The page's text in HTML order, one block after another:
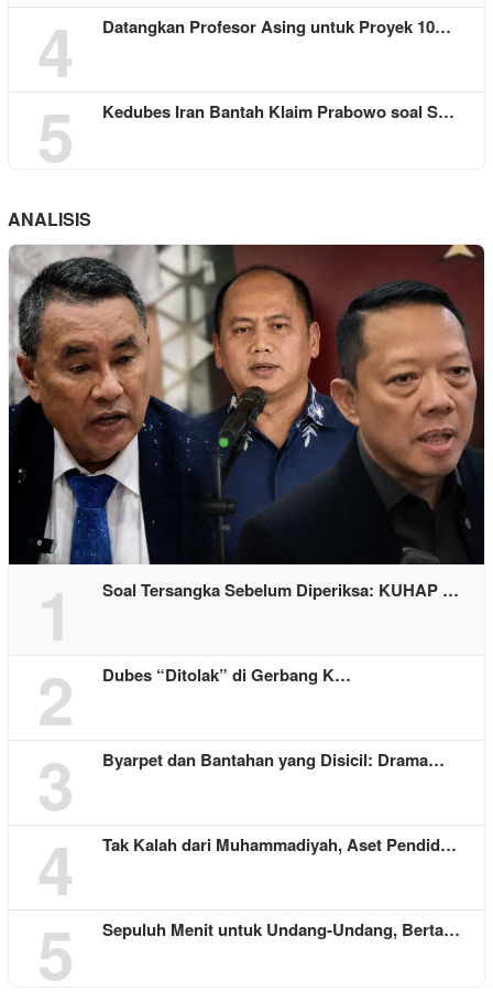
4
Datangkan Profesor Asing untuk Proyek 10…
5 Kedubes Iran Bantah Klaim Prabowo soal S…
ANALISIS
1 Soal Tersangka Sebelum Diperiksa: KUHAP …
2 Dubes “Ditolak” di Gerbang K…
3 Byarpet dan Bantahan yang Disicil: Drama…
4 Tak Kalah dari Muhammadiyah, Aset Pendid…
5 Sepuluh Menit untuk Undang-Undang, Berta…